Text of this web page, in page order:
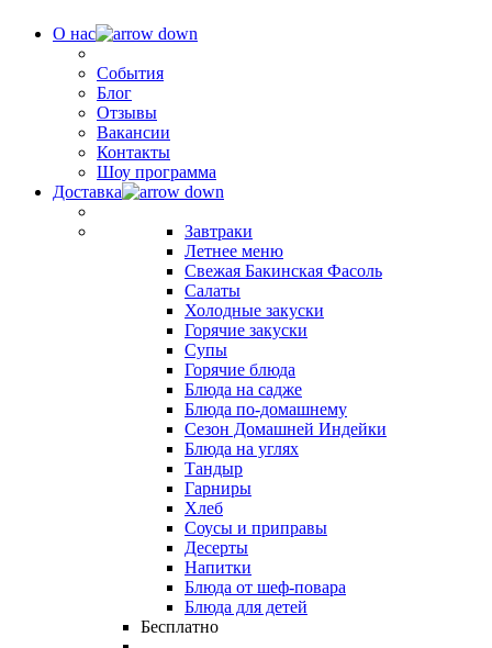
О нас
События
Блог
Отзывы
Вакансии
Контакты
Шоу программа
Доставка
Завтраки
Летнее меню
Свежая Бакинская Фасоль
Салаты
Холодные закуски
Горячие закуски
Супы
Горячие блюда
Блюда на садже
Блюда по-домашнему
Сезон Домашней Индейки
Блюда на углях
Тандыр
Гарниры
Хлеб
Соусы и приправы
Десерты
Напитки
Блюда от шеф-повара
Блюда для детей
Бесплатно